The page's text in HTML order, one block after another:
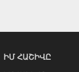
ԻՄ ՀԱՇԻՎԸ